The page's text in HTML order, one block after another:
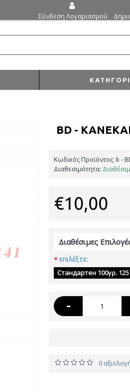
Σύνδεση Λογαριασμού
BD -
Κωδικός Προϊόντος: k -
Διαθεσιμότητα:
€10,00
Διαθέσιμες
επιλέξτε:
Стандартен 100γρ.
-
0